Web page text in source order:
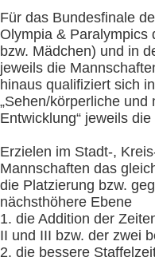
Für das Bundesfinale
Olympia & Paralympics
bzw. Mädchen) und in
jeweils die
hinaus qualifiziert sich
„Sehen/körperliche und
Entwicklung“ jeweils
Erzielen im Stadt-,
Mannschaften das
die Platzierung bzw.
nächsthöhere Ebene
1. die Addition der
II und III bzw. der zwei
2. die bessere